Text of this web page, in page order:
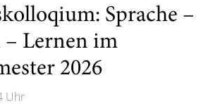
Sprache –
Lernen im
2026
Uhr